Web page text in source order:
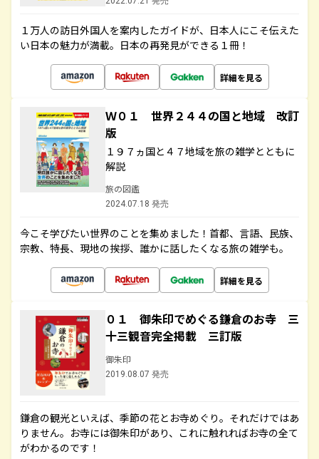
１万人の訪日外国人を案内したガイドが、日本人にこそ伝えた
い日本の魅力が満載。日本の再発見ができる１冊！
詳細を見る
Ｗ０１ 世界２４４の国と地域 改訂
版
１９７ヵ国と４７地域を旅の雑学とともに
解説
旅の図鑑
2024.07.18 発売
今こそ学びたい世界のことを集めました！首都、言語、民族、
宗教、特長、現地の挨拶、誰かに話したくなる旅の雑学も。
詳細を見る
０１ 御朱印でめぐる鎌倉のお寺 三
十三観音完全掲載 三訂版
御朱印
2019.08.07 発売
鎌倉の観光といえば、季節の花とお寺めぐり。それだけではあ
りません。お寺には御朱印があり、これに触れればお寺の全て
がわかるのです！